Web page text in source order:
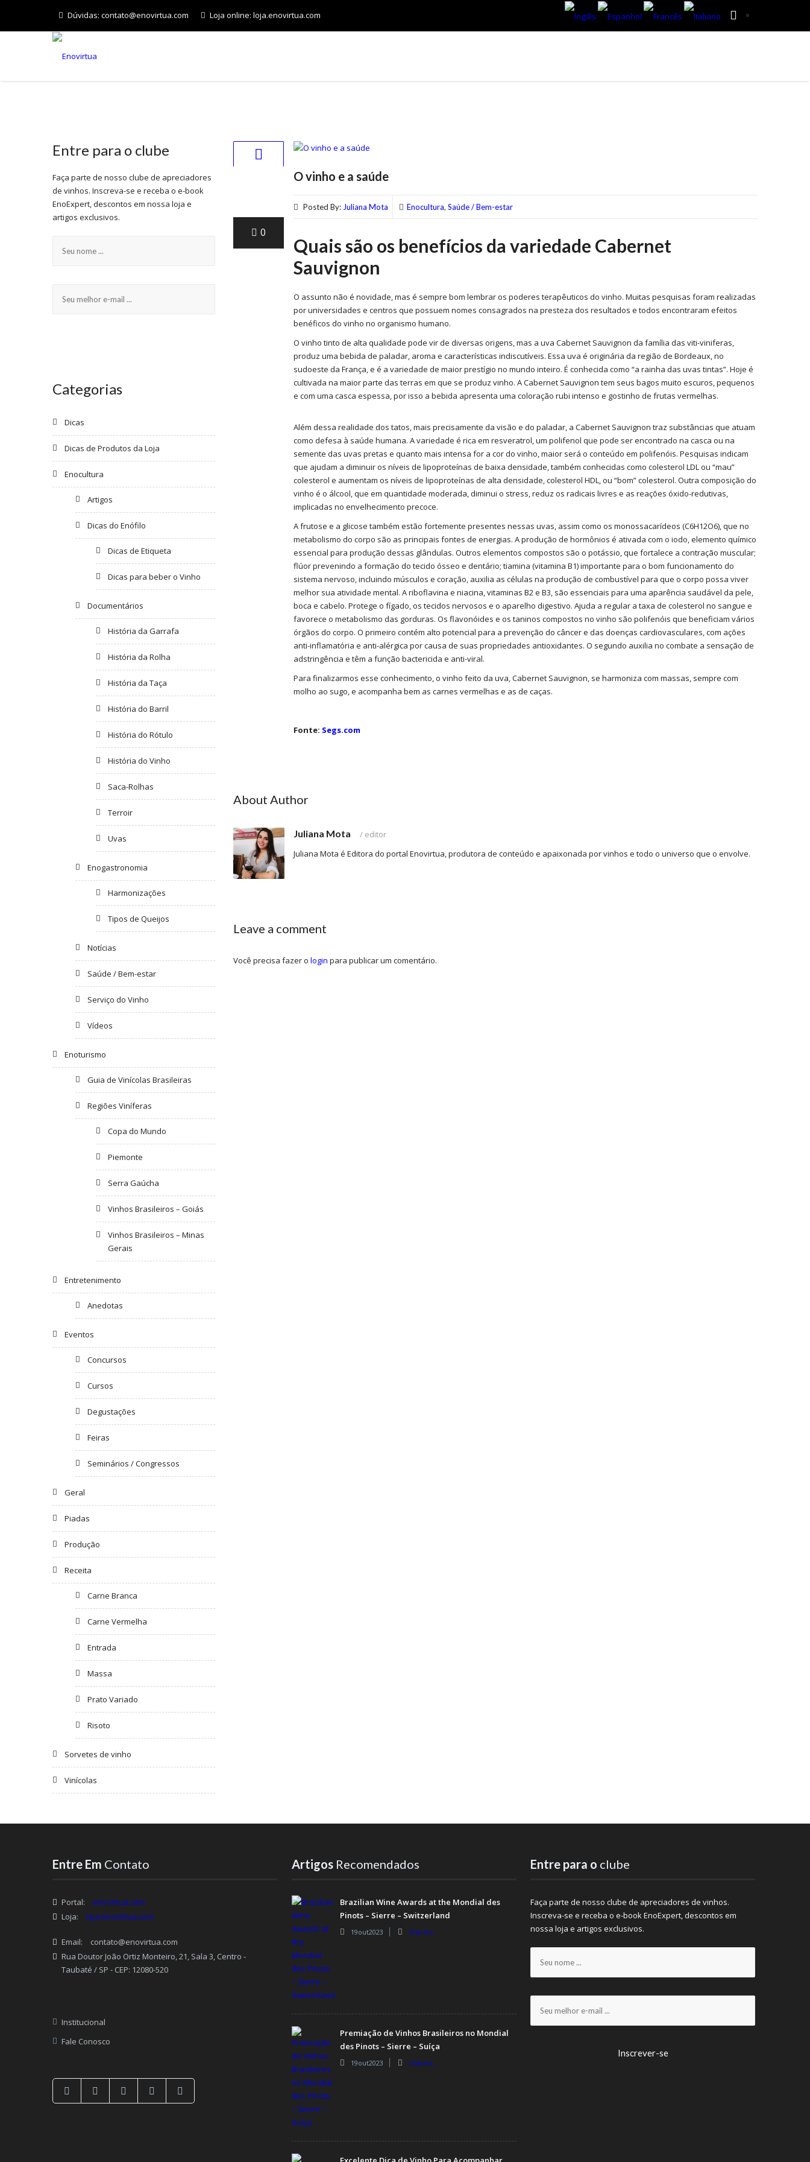
Dúvidas: contato@enovirtua.com Loja online: loja.enovirtua.com
0
O vinho e a saúde
Posted By: Juliana Mota Enocultura, Saúde / Bem-estar
Quais são os benefícios da variedade Cabernet
Sauvignon
O assunto não é novidade, mas é sempre bom lembrar os poderes terapêuticos do vinho. Muitas pesquisas foram realizadas
por universidades e centros que possuem nomes consagrados na presteza dos resultados e todos encontraram efeitos
benéficos do vinho no organismo humano.
O vinho tinto de alta qualidade pode vir de diversas origens, mas a uva Cabernet Sauvignon da família das viti-viniferas,
produz uma bebida de paladar, aroma e características indiscutíveis. Essa uva é originária da região de Bordeaux, no
sudoeste da França, e é a variedade de maior prestígio no mundo inteiro. É conhecida como “a rainha das uvas tintas”. Hoje é
cultivada na maior parte das terras em que se produz vinho. A Cabernet Sauvignon tem seus bagos muito escuros, pequenos
e com uma casca espessa, por isso a bebida apresenta uma coloração rubi intenso e gostinho de frutas vermelhas.
Além dessa realidade dos tatos, mais precisamente da visão e do paladar, a Cabernet Sauvignon traz substâncias que atuam
como defesa à saúde humana. A variedade é rica em resveratrol, um polifenol que pode ser encontrado na casca ou na
semente das uvas pretas e quanto mais intensa for a cor do vinho, maior será o conteúdo em polifenóis. Pesquisas indicam
que ajudam a diminuir os níveis de lipoproteínas de baixa densidade, também conhecidas como colesterol LDL ou “mau”
colesterol e aumentam os níveis de lipoproteínas de alta densidade, colesterol HDL, ou “bom” colesterol. Outra composição do
vinho é o álcool, que em quantidade moderada, diminui o stress, reduz os radicais livres e as reações óxido-redutivas,
implicadas no envelhecimento precoce.
A frutose e a glicose também estão fortemente presentes nessas uvas, assim como os monossacarídeos (C6H12O6), que no
metabolismo do corpo são as principais fontes de energias. A produção de hormônios é ativada com o iodo, elemento químico
essencial para produção dessas glândulas. Outros elementos compostos são o potássio, que fortalece a contração muscular;
flúor prevenindo a formação do tecido ósseo e dentário; tiamina (vitamina B1) importante para o bom funcionamento do
sistema nervoso, incluindo músculos e coração, auxilia as células na produção de combustível para que o corpo possa viver
melhor sua atividade mental. A riboflavina e niacina, vitaminas B2 e B3, são essenciais para uma aparência saudável da pele,
boca e cabelo. Protege o fígado, os tecidos nervosos e o aparelho digestivo. Ajuda a regular a taxa de colesterol no sangue e
favorece o metabolismo das gorduras. Os flavonóides e os taninos compostos no vinho são polifenóis que beneficiam vários
órgãos do corpo. O primeiro contém alto potencial para a prevenção do câncer e das doenças cardiovasculares, com ações
anti-inflamatória e anti-alérgica por causa de suas propriedades antioxidantes. O segundo auxilia no combate a sensação de
adstringência e têm a função bactericida e anti-viral.
Para finalizarmos esse conhecimento, o vinho feito da uva, Cabernet Sauvignon, se harmoniza com massas, sempre com
molho ao sugo, e acompanha bem as carnes vermelhas e as de caças.
Fonte: Segs.com
About Author
Juliana Mota / editor
Juliana Mota é Editora do portal Enovirtua, produtora de conteúdo e apaixonada por vinhos e todo o universo que o envolve.
Leave a comment
Você precisa fazer o login para publicar um comentário.
Entre para o clube
Faça parte de nosso clube de apreciadores
de vinhos. Inscreva-se e receba o e-book
EnoExpert, descontos em nossa loja e
artigos exclusivos.
Categorias
Dicas
Dicas de Produtos da Loja
Enocultura
Artigos
Dicas do Enófilo
Dicas de Etiqueta
Dicas para beber o Vinho
Documentários
História da Garrafa
História da Rolha
História da Taça
História do Barril
História do Rótulo
História do Vinho
Saca-Rolhas
Terroir
Uvas
Enogastronomia
Harmonizações
Tipos de Queijos
Notícias
Saúde / Bem-estar
Serviço do Vinho
Vídeos
Enoturismo
Guia de Vinícolas Brasileiras
Regiões Viníferas
Copa do Mundo
Piemonte
Serra Gaúcha
Vinhos Brasileiros – Goiás
Vinhos Brasileiros – Minas
Gerais
Entretenimento
Anedotas
Eventos
Concursos
Cursos
Degustações
Feiras
Seminários / Congressos
Geral
Piadas
Produção
Receita
Carne Branca
Carne Vermelha
Entrada
Massa
Prato Variado
Risoto
Sorvetes de vinho
Vinícolas
Entre Em Contato
Portal:
enovirtua.com
Loja:
loja.enovirtua.com
Email:
contato@enovirtua.com
Rua Doutor João Ortiz Monteiro, 21, Sala 3, Centro -
Taubaté / SP - CEP: 12080-520
Institucional
Fale Conosco
Artigos Recomendados
Brazilian Wine Awards at the Mondial des
Pinots – Sierre – Switzerland
19out2023 Charles
Premiação de Vinhos Brasileiros no Mondial
des Pinots – Sierre – Suíça
19out2023 Charles
Entre para o clube
Faça parte de nosso clube de apreciadores de vinhos.
Inscreva-se e receba o e-book EnoExpert, descontos em
nossa loja e artigos exclusivos.